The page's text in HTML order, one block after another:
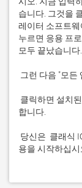
습니다. 그것을
레이터 소프트
누르면 응용 프
용을 시작하십시